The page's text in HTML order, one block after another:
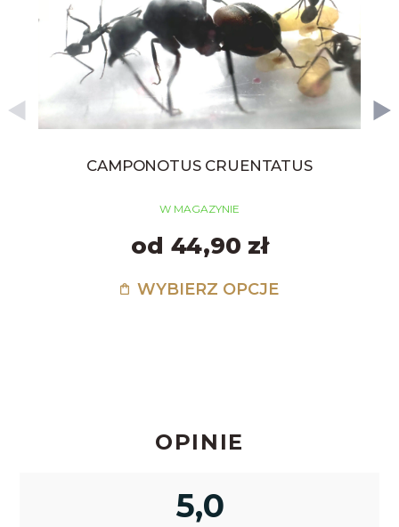
CAMPONOTUS CRUENTATUS
W MAGAZYNIE
od 44,90 zł
WYBIERZ OPCJE
OPINIE
5,0